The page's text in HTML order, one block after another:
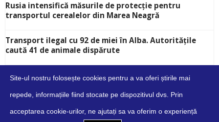
Rusia intensifică măsurile de protecție pentru
transportul cerealelor din Marea Neagră
Transport ilegal cu 92 de miei în Alba. Autoritățile
caută 41 de animale dispărute
Site-ul nostru folosește cookies pentru a va oferi știrile mai
repede, informațiile fiind stocate pe dispozitivul dvs. Prin
acceptarea cookie-urilor, ne ajutați sa va oferim o experiență